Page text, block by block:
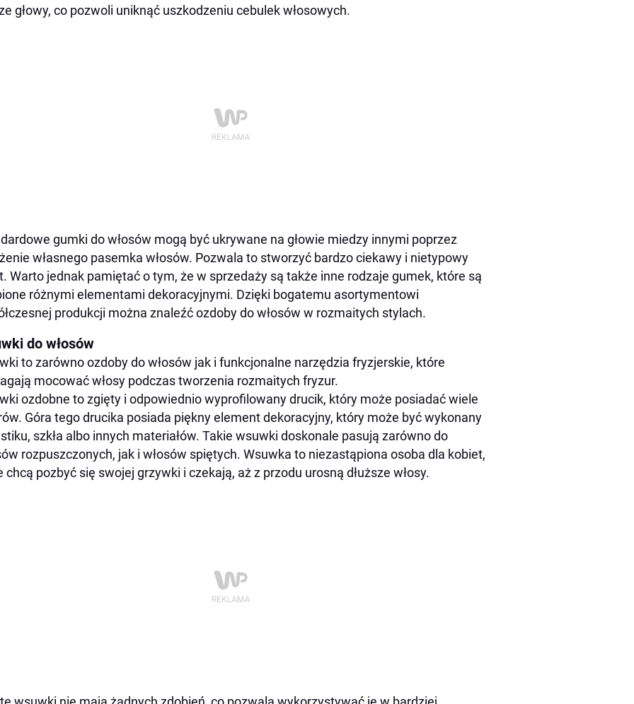
głowy, co pozwoli uniknąć uszkodzeniu cebulek włosowych.
gumki do włosów mogą być ukrywane na głowie miedzy innymi poprzez
własnego pasemka włosów. Pozwala to stworzyć bardzo ciekawy i nietypowy
Warto jednak pamiętać o tym, że w sprzedaży są także inne rodzaje gumek, które są
różnymi elementami dekoracyjnymi. Dzięki bogatemu asortymentowi
produkcji można znaleźćozdoby do włosów w rozmaitych stylach.
do włosów
to zarówno ozdoby do włosów jak i funkcjonalne narzędzia fryzjerskie, które
mocować włosy podczas tworzenia rozmaitych fryzur.
ozdobne to zgięty i odpowiednio wyprofilowany drucik, który może posiadać wiele
Góra tego drucika posiada piękny element dekoracyjny, który może być wykonany
szkła albo innych materiałów. Takie wsuwki doskonale pasują zarówno do
rozpuszczonych, jak i włosów spiętych. Wsuwka to niezastąpiona osoba dla kobiet,
chcą pozbyć się swojej grzywki i czekają, aż z przodu urosną dłuższe włosy.